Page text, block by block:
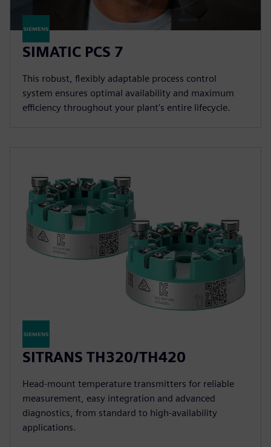
SIMATIC PCS 7
This robust, flexibly adaptable process control
system ensures optimal availability and maximum
efficiency throughout your plant's entire lifecycle.
SITRANS TH320/TH420
Head-mount temperature transmitters for reliable
measurement, easy integration and advanced
diagnostics, from standard to high-availability
applications.